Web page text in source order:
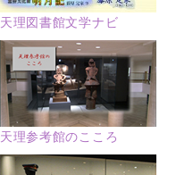
天理図書館文学ナビ
天理参考館のこころ